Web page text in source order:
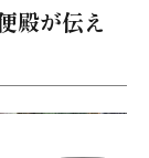
殿が伝え